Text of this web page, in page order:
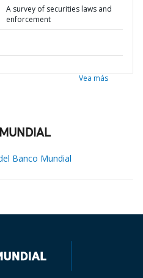
A survey of securities laws and
enforcement
Vea más
Banco Mundial